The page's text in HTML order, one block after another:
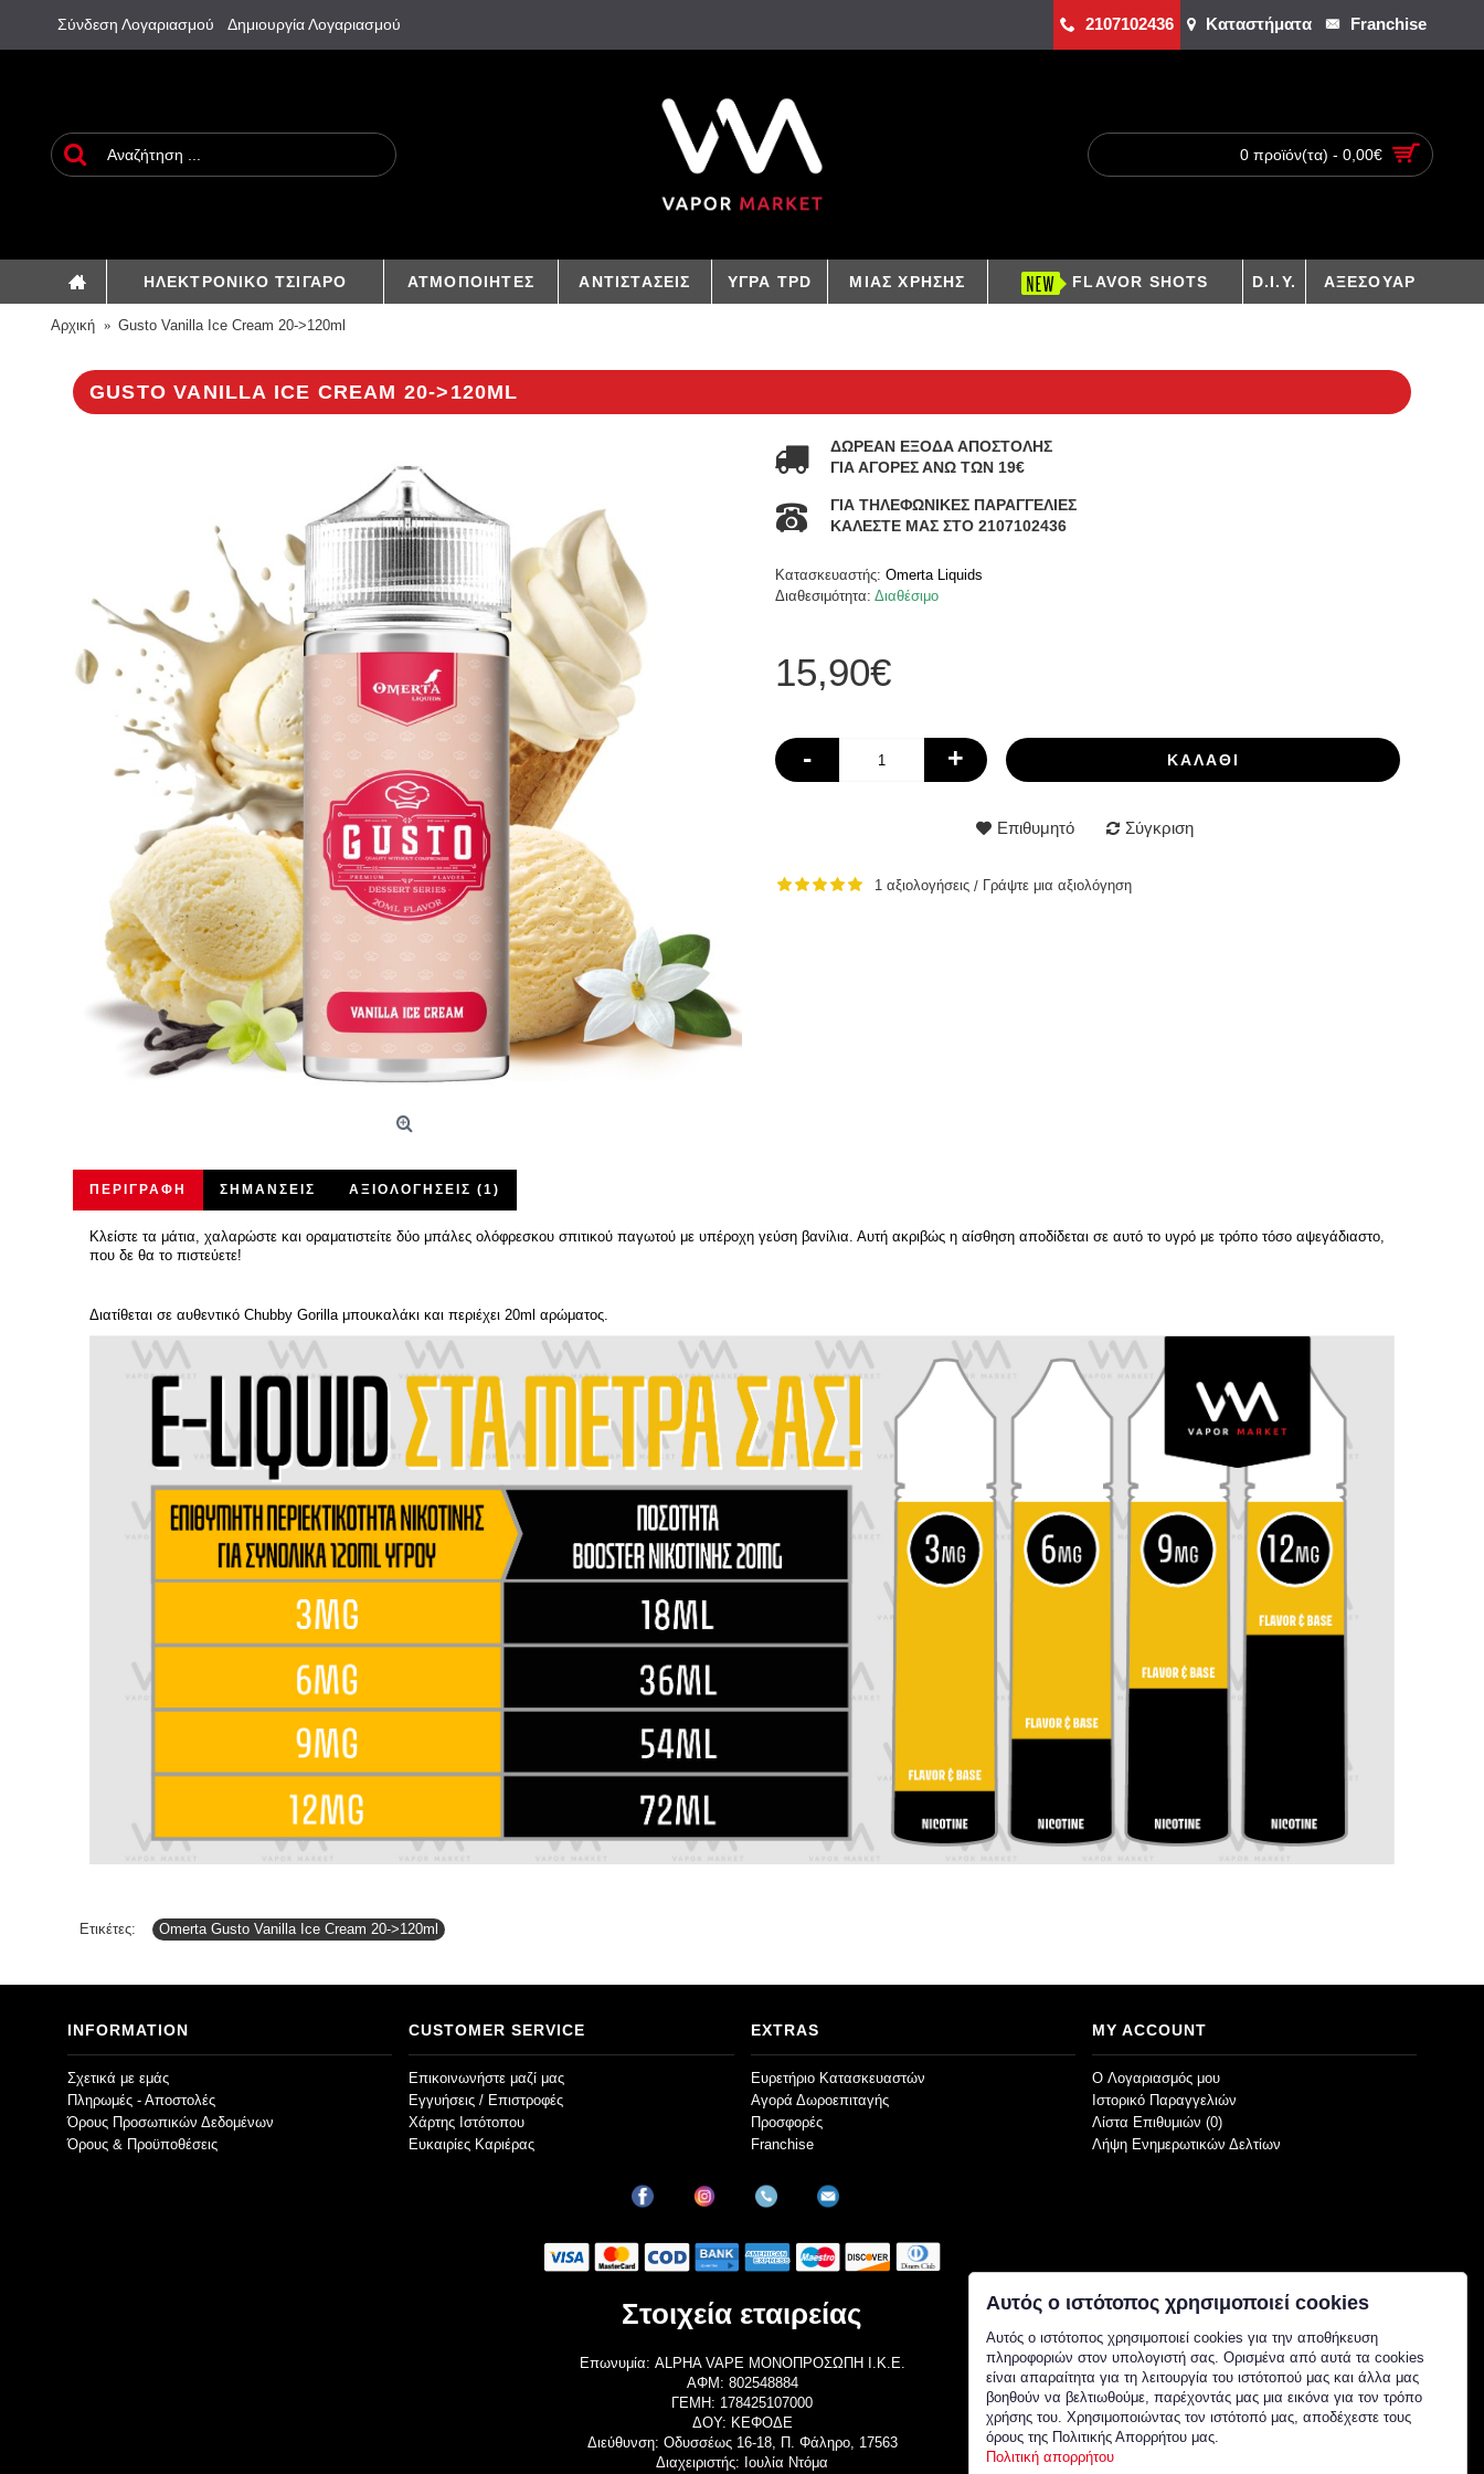
Σύνδεση Λογαριασμού Δημιουργία Λογαριασμού 2107102436 Καταστήματα Franchise
0 προϊόν(τα) - 0,00€
ΗΛΕΚΤΡΟΝΙΚΟ ΤΣΙΓΑΡΟ ΑΤΜΟΠΟΙΗΤΕΣ ΑΝΤΙΣΤΑΣΕΙΣ ΥΓΡΑ TPD ΜΙΑΣ ΧΡΗΣΗΣ FLAVOR SHOTS D.I.Y. ΑΞΕΣΟΥΑΡ
Αρχική Gusto Vanilla Ice Cream 20->120ml
GUSTO VANILLA ICE CREAM 20->120ML
ΔΩΡΕΑΝ ΕΞΟΔΑ ΑΠΟΣΤΟΛΗΣ
ΓΙΑ ΑΓΟΡΕΣ ΑΝΩ ΤΩΝ 19€
ΓΙΑ ΤΗΛΕΦΩΝΙΚΕΣ ΠΑΡΑΓΓΕΛΙΕΣ
ΚΑΛΕΣΤΕ ΜΑΣ ΣΤΟ 2107102436
Κατασκευαστής: Omerta Liquids
Διαθεσιμότητα: Διαθέσιμο
15,90€
- + ΚΑΛΆΘΙ
Επιθυμητό Σύγκριση
1 αξιολογήσεις / Γράψτε μια αξιολόγηση
ΠΕΡΙΓΡΑΦΉ ΣΗΜΆΝΣΕΙΣ ΑΞΙΟΛΟΓΉΣΕΙΣ (1)
Κλείστε τα μάτια, χαλαρώστε και οραματιστείτε δύο μπάλες ολόφρεσκου σπιτικού παγωτού με υπέροχη γεύση βανίλια. Αυτή ακριβώς η αίσθηση αποδίδεται σε αυτό το υγρό με τρόπο τόσο αψεγάδιαστο,
που δε θα το πιστεύετε!
Διατίθεται σε αυθεντικό Chubby Gorilla μπουκαλάκι και περιέχει 20ml αρώματος.
Ετικέτες: Omerta Gusto Vanilla Ice Cream 20->120ml
INFORMATION
Σχετικά με εμάς
Πληρωμές - Αποστολές
Όρους Προσωπικών Δεδομένων
Όρους & Προϋποθέσεις
CUSTOMER SERVICE
Επικοινωνήστε μαζί μας
Εγγυήσεις / Επιστροφές
Χάρτης Ιστότοπου
Ευκαιρίες Καριέρας
EXTRAS
Ευρετήριο Κατασκευαστών
Αγορά Δωροεπιταγής
Προσφορές
Franchise
MY ACCOUNT
O Λογαριασμός μου
Ιστορικό Παραγγελιών
Λίστα Επιθυμιών (0)
Λήψη Ενημερωτικών Δελτίων
Στοιχεία εταιρείας
Επωνυμία: ALPHA VAPE ΜΟΝΟΠΡΟΣΩΠΗ Ι.Κ.Ε.
ΑΦΜ: 802548884
ΓΕΜΗ: 178425107000
ΔΟΥ: ΚΕΦΟΔΕ
Διεύθυνση: Οδυσσέως 16-18, Π. Φάληρο, 17563
Διαχειριστής: Ιουλία Ντόμα
Αυτός ο ιστότοπος χρησιμοποιεί cookies
Αυτός ο ιστότοπος χρησιμοποιεί cookies για την αποθήκευση
πληροφοριών στον υπολογιστή σας. Ορισμένα από αυτά τα cookies
είναι απαραίτητα για τη λειτουργία του ιστότοπού μας και άλλα μας
βοηθούν να βελτιωθούμε, παρέχοντάς μας μια εικόνα για τον τρόπο
χρήσης του. Χρησιμοποιώντας τον ιστότοπό μας, αποδέχεστε τους
όρους της Πολιτικής Απορρήτου μας.
Πολιτική απορρήτου